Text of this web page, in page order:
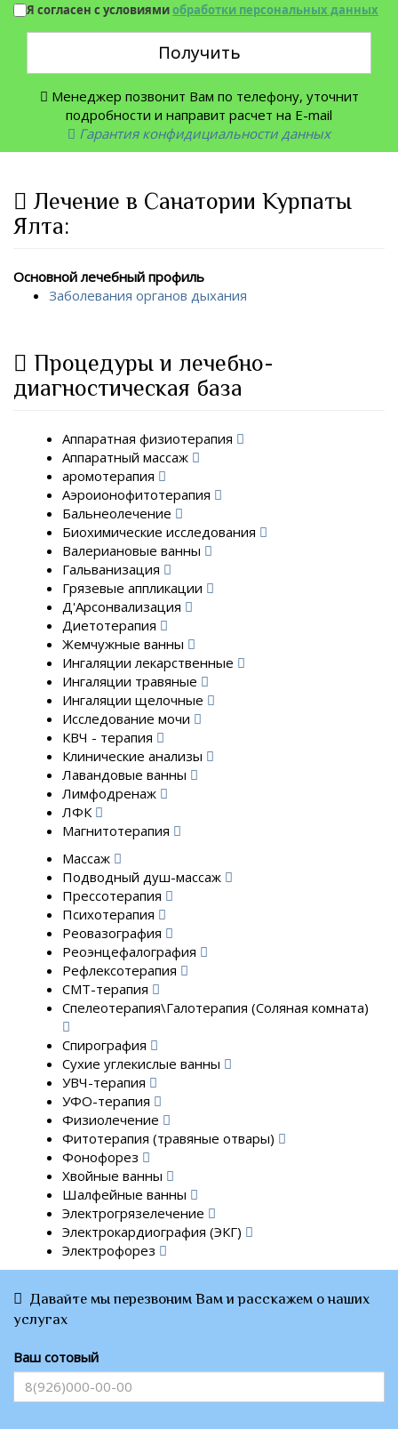
Я согласен с условиямиобработки персональных данных
Получить
Менеджер позвонит Вам по телефону, уточнит
подробности и направит расчет на E-mail
Гарантия конфидициальности данных
Лечение в Санатории Курпаты
Ялта:
Основной лечебный профиль
Заболевания органов дыхания
Процедуры и лечебно-
диагностическая база
Аппаратная физиотерапия
Аппаратный массаж
аромотерапия
Аэроионофитотерапия
Бальнеолечение
Биохимические исследования
Валериановые ванны
Гальванизация
Грязевые аппликации
Д'Арсонвализация
Диетотерапия
Жемчужные ванны
Ингаляции лекарственные
Ингаляции травяные
Ингаляции щелочные
Исследование мочи
КВЧ - терапия
Клинические анализы
Лавандовые ванны
Лимфодренаж
ЛФК
Магнитотерапия
Массаж
Подводный душ-массаж
Прессотерапия
Психотерапия
Реовазография
Реоэнцефалография
Рефлексотерапия
СМТ-терапия
Спелеотерапия\Галотерапия (Соляная комната)
Спирография
Сухие углекислые ванны
УВЧ-терапия
УФО-терапия
Физиолечение
Фитотерапия (травяные отвары)
Фонофорез
Хвойные ванны
Шалфейные ванны
Электрогрязелечение
Электрокардиография (ЭКГ)
Электрофорез
Давайте мы перезвоним Вам и расскажем о наших
услугах
Ваш сотовый